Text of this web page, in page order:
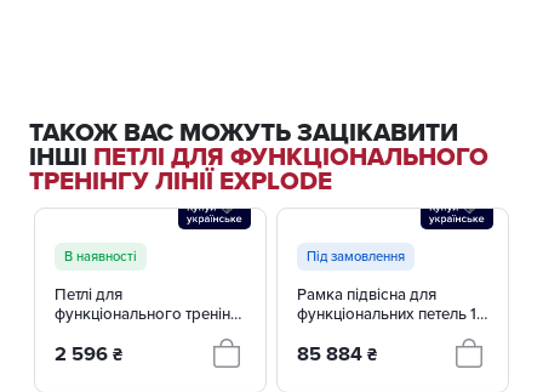
ТАКОЖ ВАС МОЖУТЬ ЗАЦІКАВИТИ
ІНШІ ПЕТЛІ ДЛЯ ФУНКЦІОНАЛЬНОГО
ТРЕНІНГУ ЛІНІЇ EXPLODE
В наявності
Петлі для
функціонального тренінгу
2 596 ₴
Під замовлення
Рамка підвісна для
функціональних петель 10
85 884 ₴